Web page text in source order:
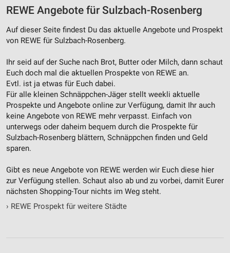
REWE Angebote für Sulzbach-Rosenberg
Auf dieser Seite findest Du das aktuelle Angebote und Prospekt
von REWE für Sulzbach-Rosenberg.
Ihr seid auf der Suche nach Brot, Butter oder Milch, dann schaut
Euch doch mal die aktuellen Prospekte von REWE an.
Evtl. ist ja etwas für Euch dabei.
Für alle kleinen Schnäppchen-Jäger stellt weekli aktuelle
Prospekte und Angebote online zur Verfügung, damit Ihr auch
keine Angebote von REWE mehr verpasst. Einfach von
unterwegs oder daheim bequem durch die Prospekte für
Sulzbach-Rosenberg blättern, Schnäppchen finden und Geld
sparen.
Gibt es neue Angebote von REWE werden wir Euch diese hier
zur Verfügung stellen. Schaut also ab und zu vorbei, damit Eurer
nächsten Shopping-Tour nichts im Weg steht.
› REWE Prospekt für weitere Städte